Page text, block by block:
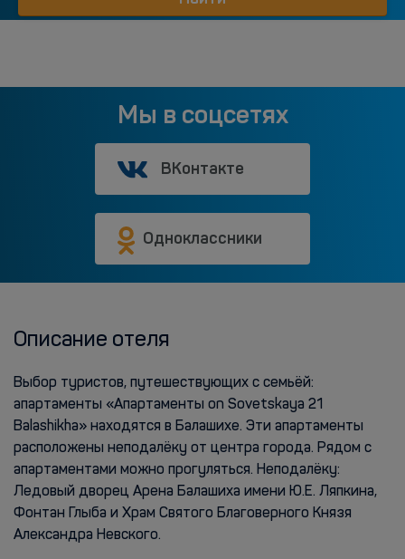
Мы в соцсетях
ВКонтакте
Одноклассники
Описание отеля
Выбор туристов, путешествующих с семьёй:
апартаменты «Апартаменты on Sovetskaya 21
Balashikha» находятся в Балашихе. Эти апартаменты
расположены неподалёку от центра города. Рядом с
апартаментами можно прогуляться. Неподалёку:
Ледовый дворец Арена Балашиха имени Ю.Е. Ляпкина,
Фонтан Глыба и Храм Святого Благоверного Князя
Александра Невского.